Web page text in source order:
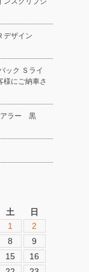
デザイン
ック Ｓライ
にご納車さ
アラー 黒
土
日
1
2
8
9
15
16